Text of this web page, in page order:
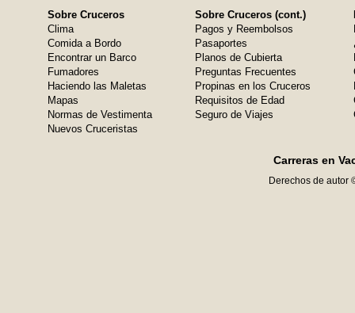
Sobre Cruceros
Clima
Comida a Bordo
Encontrar un Barco
Fumadores
Haciendo las Maletas
Mapas
Normas de Vestimenta
Nuevos Cruceristas
Sobre Cruceros (cont.)
Pagos y Reembolsos
Pasaportes
Planos de Cubierta
Preguntas Frecuentes
Propinas en los Cruceros
Requisitos de Edad
Seguro de Viajes
Carreras en
Derechos de autor